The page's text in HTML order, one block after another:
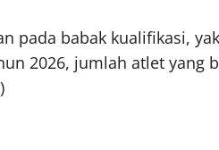
pada babak kualifikasi,
2026, jumlah atlet yang